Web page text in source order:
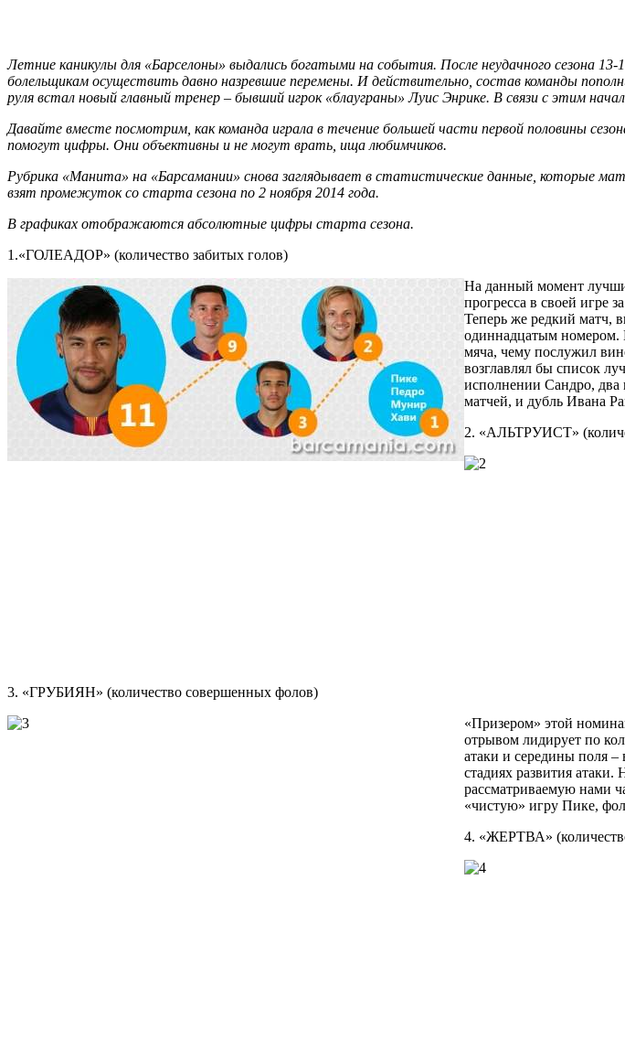
Летние каникулы для «Барселоны» выдались богатыми на события. После неудачного сезона
болельщикам осуществить давно назревшие перемены. И действительно, состав команды
руля встал новый главный тренер – бывший игрок «блауграны» Луис Энрике. В связи с этим
Давайте вместе посмотрим, как команда играла в течение большей части первой половины
помогут цифры. Они объективны и не могут врать, ища любимчиков.
Рубрика «Манита» на «Барсамании» снова заглядывает в статистические данные, которые
взят промежуток со старта сезона по 2 ноября 2014 года.
В графиках отображаются абсолютные цифры старта сезона.
1.«ГОЛЕАДОР» (количество забитых голов)
На данный момент
прогресса в своей игре
Теперь же редкий матч,
одиннадцатым номером.
мяча, чему послужил
возглавлял бы список
исполнении Сандро, два
матчей, и дубль Ивана
2. «АЛЬТРУИСТ»
3. «ГРУБИЯН» (количество совершенных фолов)
«Призером» этой
отрывом лидирует по
атаки и середины поля –
стадиях развития
рассматриваемую нами
«чистую» игру Пике,
4. «ЖЕРТВА»